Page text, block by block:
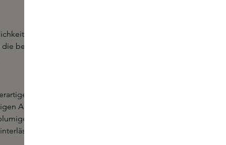
und die klaren Kontraste, mit
belebten Straßen von Paris, wo
blumiger Duft mit einer
Akzenten. Der Duft öffnet sich
Herzen, während die tiefe,
Ideal für alle, die einen